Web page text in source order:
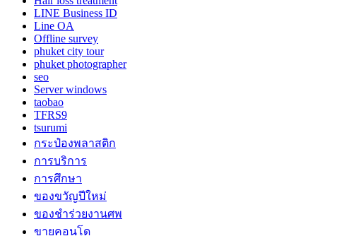
LINE Business ID
Line OA
Offline survey
phuket city tour
phuket photographer
seo
Server windows
taobao
TFRS9
tsurumi
กระป๋องพลาสติก
การบริการ
การศึกษา
ของขวัญปีใหม่
ของชำร่วยงานศพ
ขายคอนโด